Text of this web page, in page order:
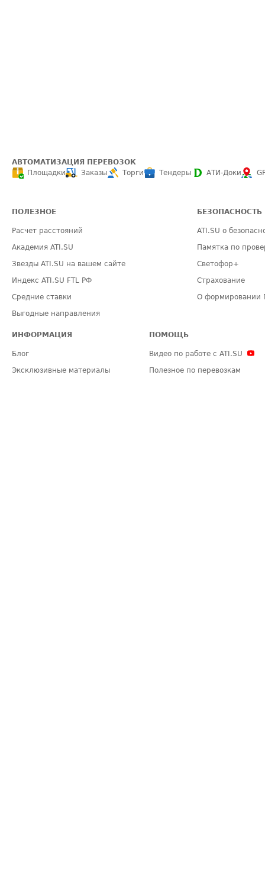
АВТОМАТИЗАЦИЯ ПЕРЕВОЗОК
Площадки
Заказы Торги Тендеры АТИ-Доки
ПОЛЕЗНОЕ
Расчет расстояний
Академия ATI.SU
Звезды ATI.SU на вашем сайте
Индекс ATI.SU FTL РФ
Средние ставки
Выгодные направления
БЕЗОПАСНОСТЬ
ATI.SU о
Памятка по
Светофор+
Страхование
О формировании
ИНФОРМАЦИЯ
Блог
Эксклюзивные материалы
ПОМОЩЬ
Видео по работе с ATI.SU
Полезное по перевозкам